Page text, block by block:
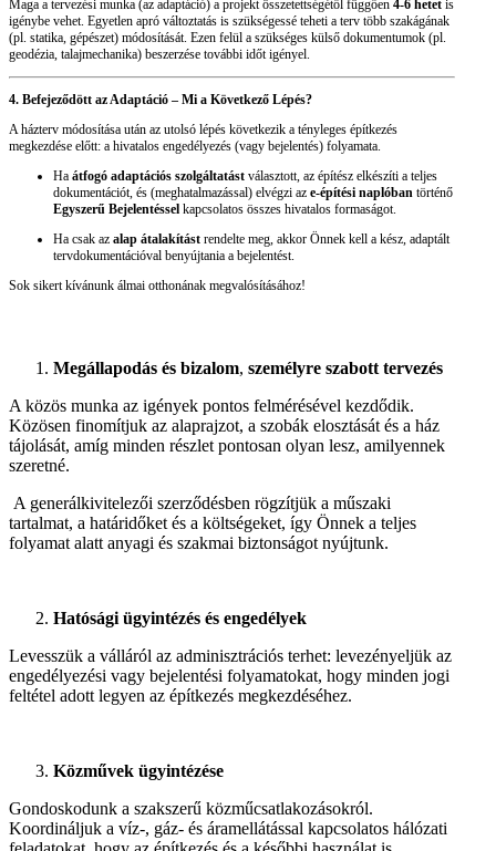
Maga a tervezési munka (az adaptáció) a projekt összetettségétől függően 4-6 hetet is
igénybe vehet. Egyetlen apró változtatás is szükségessé teheti a terv több szakágának
(pl. statika, gépészet) módosítását. Ezen felül a szükséges külső dokumentumok (pl.
geodézia, talajmechanika) beszerzése további időt igényel.
4. Befejeződött az Adaptáció – Mi a Következő Lépés?
A házterv módosítása után az utolsó lépés következik a tényleges építkezés
megkezdése előtt: a hivatalos engedélyezés (vagy bejelentés) folyamata.
Ha átfogó adaptációs szolgáltatást választott, az építész elkészíti a teljes
dokumentációt, és (meghatalmazással) elvégzi az e-építési naplóban történő
Egyszerű Bejelentéssel kapcsolatos összes hivatalos formaságot.
Ha csak az alap átalakítást rendelte meg, akkor Önnek kell a kész, adaptált
tervdokumentációval benyújtania a bejelentést.
Sok sikert kívánunk álmai otthonának megvalósításához!
Megállapodás és bizalom, személyre szabott tervezés
A közös munka az igények pontos felmérésével kezdődik.
Közösen finomítjuk az alaprajzot, a szobák elosztását és a ház
tájolását, amíg minden részlet pontosan olyan lesz, amilyennek
szeretné.
A generálkivitelezői szerződésben rögzítjük a műszaki
tartalmat, a határidőket és a költségeket, így Önnek a teljes
folyamat alatt anyagi és szakmai biztonságot nyújtunk.
Hatósági ügyintézés és engedélyek
Levesszük a válláról az adminisztrációs terhet: levezényeljük az
engedélyezési vagy bejelentési folyamatokat, hogy minden jogi
feltétel adott legyen az építkezés megkezdéséhez.
Közművek ügyintézése
Gondoskodunk a szakszerű közműcsatlakozásokról.
Koordináljuk a víz-, gáz- és áramellátással kapcsolatos hálózati